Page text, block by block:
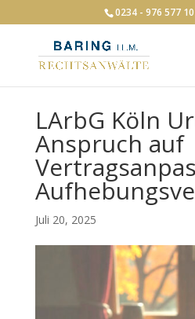
0234 - 976 577 10
LArbG Köln
Anspruch auf
Juli 20, 2025